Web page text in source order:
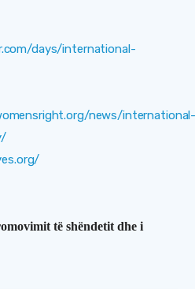
days/international-
news/
të shëndetit dhe i